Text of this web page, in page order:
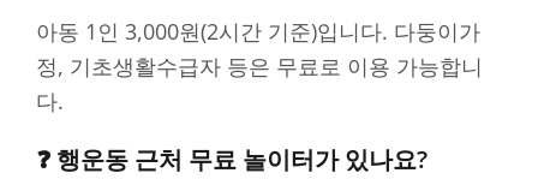
아동 1인 3,000원(2시간 기준)입니다. 다둥이가
정, 기초생활수급자 등은 무료로 이용 가능합니
다.
❓ 행운동 근처 무료 놀이터가 있나요?